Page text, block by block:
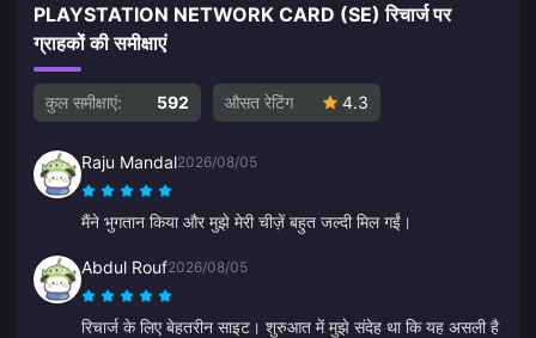
PLAYSTATION NETWORK CARD (SE) रिचार्ज पर
ग्राहकों की समीक्षाएं
कुल समीक्षाएं: 592 औसत रेटिंग 4.3
Raju Mandal2026/08/05
मैंने भुगतान किया और मुझे मेरी चीज़ें बहुत जल्दी मिल गईं।
Abdul Rouf2026/08/05
रिचार्ज के लिए बेहतरीन साइट। शुरुआत में मुझे संदेह था कि यह असली है